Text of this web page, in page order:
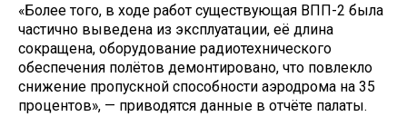
«Более того, в ходе работ существующая ВПП-2 была
частично выведена из эксплуатации, её длина
сокращена, оборудование радиотехнического
обеспечения полётов демонтировано, что повлекло
снижение пропускной способности аэродрома на 35
процентов», — приводятся данные в отчёте палаты.